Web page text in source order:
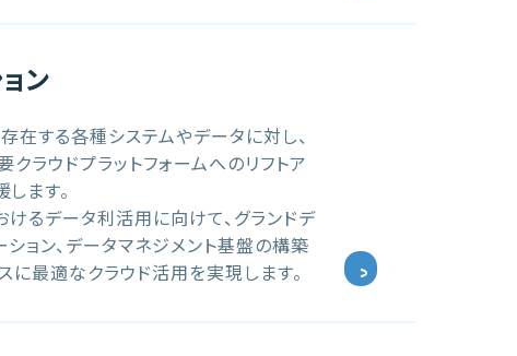
ン
在する各種システムやデータに対し、
ラウドプラットフォームへのリフトア
ます。
けるデータ利活用に向けて、グランドデ
ション、データマネジメント基盤の構築
に最適なクラウド活用を実現します。